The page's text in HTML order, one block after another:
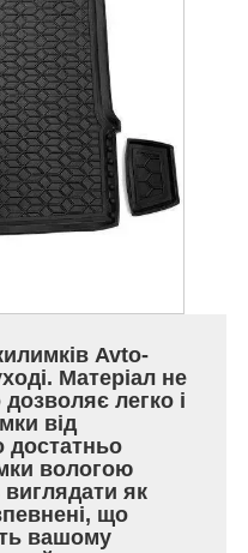
Avto-
Матеріал не
легко і
від
достатньо
вологою
як
що
вашому